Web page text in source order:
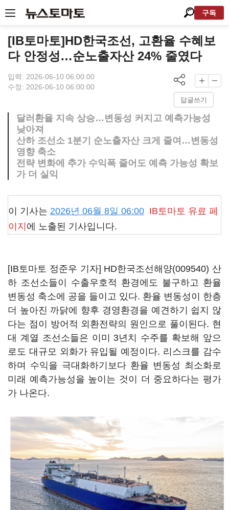
구독
[IB토마토]HD한국조선, 고환율 수혜보
다 안정성…순노출자산 24% 줄였다
입력: 2026-06-10 06:00:00
수정: 2026-06-10 06:00:00
답글쓰기
달러환율 지속 상승…변동성 커지고 예측가능성
낮아져
산하 조선소 1분기 순노출자산 크게 줄여…변동성
영향 축소
전략 변화에 추가 수익폭 줄어도 예측 가능성 확보
가 더 실익
이 기사는 2026년 06월 8일 06:00 IB토마토 유료 페
이지 에 노출된 기사입니다.
[IB토마토 정준우 기자] HD한국조선해양(009540) 산
하 조선소들이 수출우호적 환경에도 불구하고 환율
변동성 축소에 공을 들이고 있다. 환율 변동성이 한층
더 높아진 까닭에 향후 경영환경을 예견하기 쉽지 않
다는 점이 방어적 외환전략의 원인으로 풀이된다. 현
대 계열 조선소들은 이미 3년치 수주를 확보해 앞으
로도 대규모 외화가 유입될 예정이다. 리스크를 감수
하며 수익을 극대화하기보다 환율 변동성 최소화로
미래 예측가능성을 높이는 것이 더 중요하다는 평가
가 나온다.